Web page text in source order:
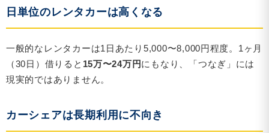
日単位のレンタカーは高くなる
一般的なレンタカーは1日あたり5,000〜8,000円程度。1ヶ月
（30日）借りると 15万〜24万円にもなり、「つなぎ」には
現実的ではありません。
カーシェアは長期利用に不向き